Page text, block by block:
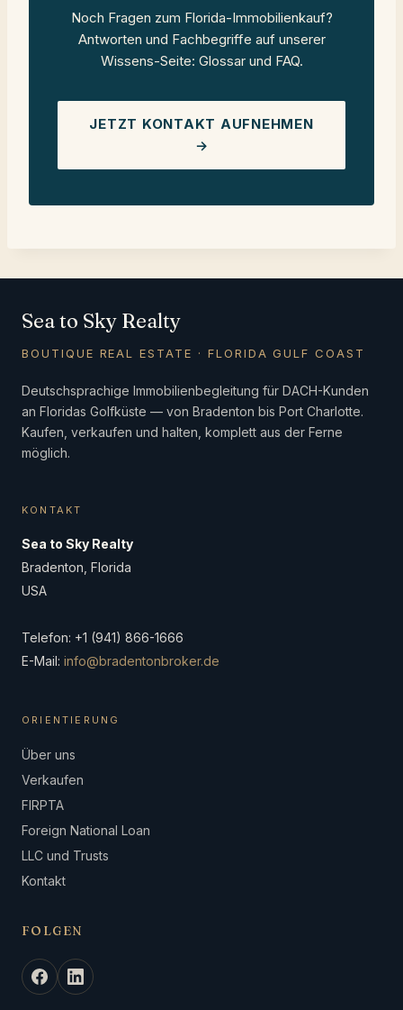
Noch Fragen zum Florida-Immobilienkauf?
Antworten und Fachbegriffe auf unserer
Wissens-Seite: Glossar und FAQ.
JETZT KONTAKT AUFNEHMEN
→
Sea to Sky Realty
BOUTIQUE REAL ESTATE · FLORIDA GULF COAST
Deutschsprachige Immobilienbegleitung für DACH-Kunden
an Floridas Golfküste — von Bradenton bis Port Charlotte.
Kaufen, verkaufen und halten, komplett aus der Ferne
möglich.
KONTAKT
Sea to Sky Realty
Bradenton, Florida
USA
Telefon: +1 (941) 866-1666
E-Mail: info@bradentonbroker.de
ORIENTIERUNG
Über uns
Verkaufen
FIRPTA
Foreign National Loan
LLC und Trusts
Kontakt
FOLGEN